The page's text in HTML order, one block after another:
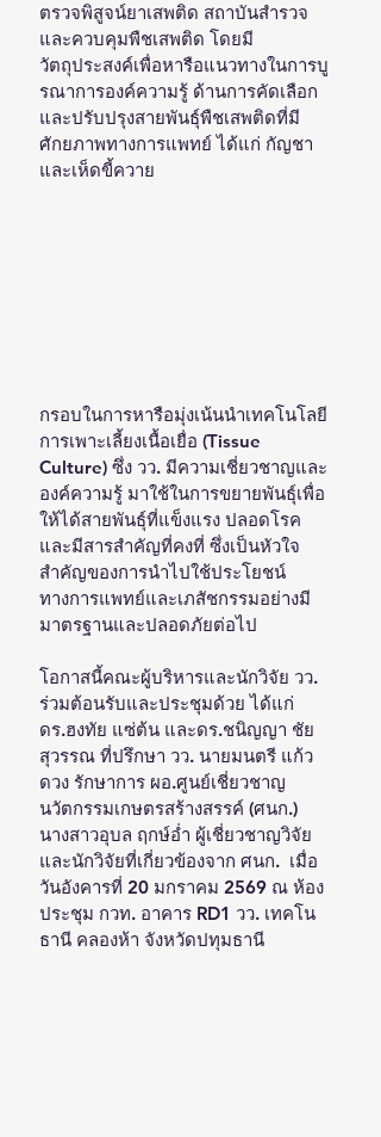
ตรวจพิสูจน์ยาเสพติด สถาบันสำรวจ
และควบคุมพืชเสพติด โดยมี
วัตถุประสงค์เพื่อหารือแนวทางในการบู
รณาการองค์ความรู้ ด้านการคัดเลือก
และปรับปรุงสายพันธุ์พืชเสพติดที่มี
ศักยภาพทางการแพทย์ ได้แก่ กัญชา
และเห็ดขี้ควาย
กรอบในการหารือมุ่งเน้นนำเทคโนโลยี
การเพาะเลี้ยงเนื้อเยื่อ (Tissue
Culture) ซึ่ง วว. มีความเชี่ยวชาญและ
องค์ความรู้ มาใช้ในการขยายพันธุ์เพื่อ
ให้ได้สายพันธุ์ที่แข็งแรง ปลอดโรค
และมีสารสำคัญที่คงที่ ซึ่งเป็นหัวใจ
สำคัญของการนำไปใช้ประโยชน์
ทางการแพทย์และเภสัชกรรมอย่างมี
มาตรฐานและปลอดภัยต่อไป
โอกาสนี้คณะผู้บริหารและนักวิจัย วว.
ร่วมต้อนรับและประชุมด้วย ได้แก่
ดร.ฮงทัย แซ่ต้น และดร.ชนิญญา ชัย
สุวรรณ ที่ปรึกษา วว. นายมนตรี แก้ว
ดวง รักษาการ ผอ.ศูนย์เชี่ยวชาญ
นวัตกรรมเกษตรสร้างสรรค์ (ศนก.)
นางสาวอุบล ฤกษ์อ่ำ ผู้เชี่ยวชาญวิจัย
และนักวิจัยที่เกี่ยวข้องจาก ศนก.  เมื่อ
วันอังคารที่ 20 มกราคม 2569 ณ ห้อง
ประชุม กวท. อาคาร RD1 วว. เทคโน
ธานี คลองห้า จังหวัดปทุมธานี